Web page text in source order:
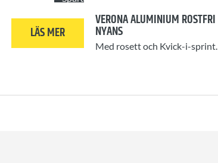
LÄS MER
VERONA ALUMINIUM ROSTFRI
NYANS
Med rosett och Kvick-i-sprint.